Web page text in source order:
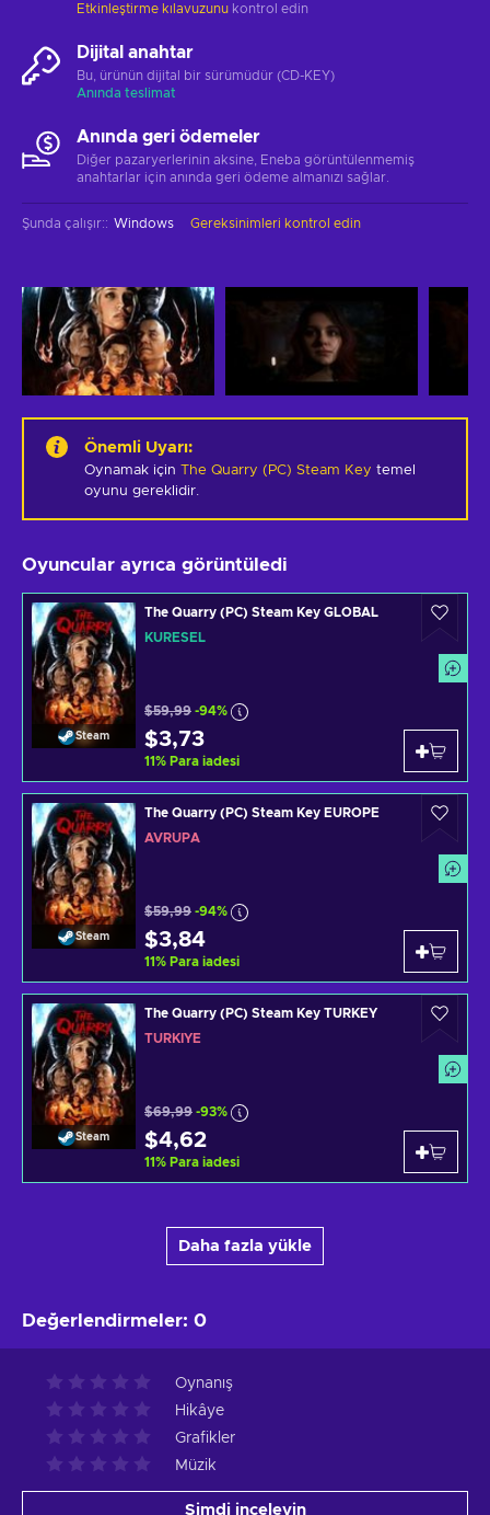
Etkinleştirme kılavuzunu kontrol edin
Dijital anahtar
Bu, ürünün dijital bir sürümüdür (CD-KEY)
Anında teslimat
Anında geri ödemeler
Diğer pazaryerlerinin aksine, Eneba görüntülenmemiş
anahtarlar için anında geri ödeme almanızı sağlar.
Şunda çalışır:: Windows Gereksinimleri kontrol edin
Önemli Uyarı:
Oynamak için The Quarry (PC) Steam Key temel
oyunu gereklidir.
Oyuncular ayrıca görüntüledi
Steam
The Quarry (PC) Steam Key GLOBAL
KÜRESEL
$59,99 -94%
$3,73
11% Para iadesi
Steam
The Quarry (PC) Steam Key EUROPE
AVRUPA
$59,99 -94%
$3,84
11% Para iadesi
Steam
The Quarry (PC) Steam Key TURKEY
TÜRKIYE
$69,99 -93%
$4,62
11% Para iadesi
Daha fazla yükle
Değerlendirmeler: 0
Oynanış
Hikâye
Grafikler
Müzik
Şimdi inceleyin